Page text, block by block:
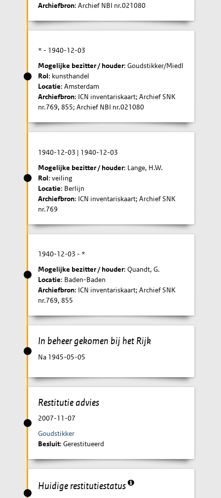
Archiefbron: Archief NBI nr.021080
* - 1940-12-03
Mogelijke bezitter / houder: Goudstikker/Miedl
Rol: kunsthandel
Locatie: Amsterdam
Archiefbron: ICN inventariskaart; Archief SNK
nr.769, 855; Archief NBI nr.021080
1940-12-03 | 1940-12-03
Mogelijke bezitter / houder: Lange, H.W.
Rol: veiling
Locatie: Berlijn
Archiefbron: ICN inventariskaart; Archief SNK
nr.769
1940-12-03 - *
Mogelijke bezitter / houder: Quandt, G.
Locatie: Baden-Baden
Archiefbron: ICN inventariskaart; Archief SNK
nr.769, 855
In beheer gekomen bij het Rijk
Na 1945-05-05
Restitutie advies
2007-11-07
Goudstikker
Besluit: Gerestitueerd
Huidige restitutiestatus